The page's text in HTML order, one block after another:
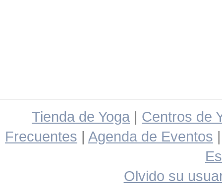
Tienda de Yoga | Centros de
Frecuentes | Agenda de Eventos
Olvido su